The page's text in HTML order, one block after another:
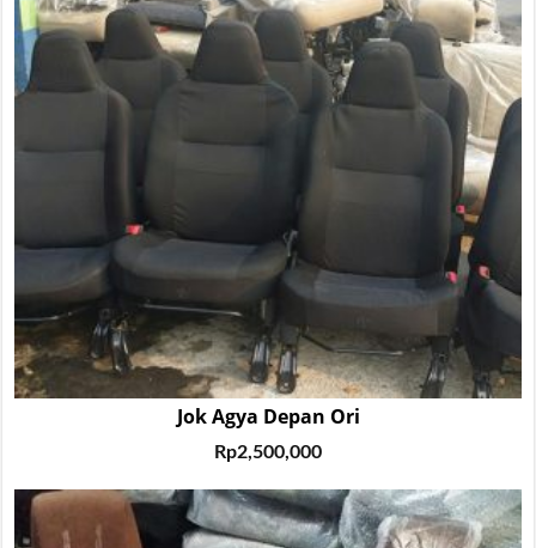
Jok Agya Depan Ori
Rp2,500,000